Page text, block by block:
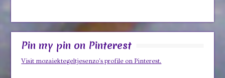
Pin my pin on Pinterest
Visit mozaiektegeltjesenzo's profile on Pinterest.